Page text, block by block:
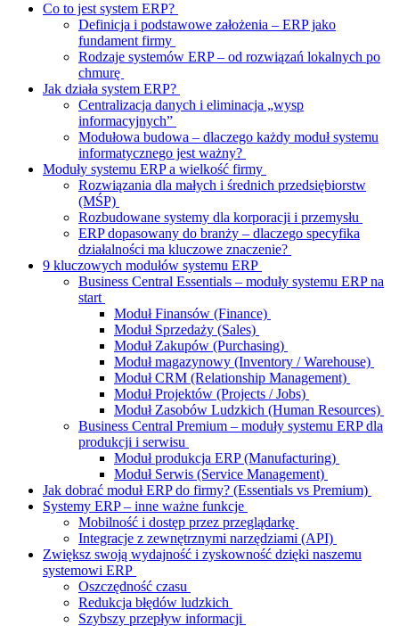
Co to jest system ERP?
Definicja i podstawowe założenia – ERP jako
fundament firmy
Rodzaje systemów ERP – od rozwiązań lokalnych po
chmurę
Jak działa system ERP?
Centralizacja danych i eliminacja „wysp
informacyjnych”
Modułowa budowa – dlaczego każdy moduł systemu
informatycznego jest ważny?
Moduły systemu ERP a wielkość firmy
Rozwiązania dla małych i średnich przedsiębiorstw
(MŚP)
Rozbudowane systemy dla korporacji i przemysłu
ERP dopasowany do branży – dlaczego specyfika
działalności ma kluczowe znaczenie?
9 kluczowych modułów systemu ERP
Business Central Essentials – moduły systemu ERP na
start
Moduł Finansów (Finance)
Moduł Sprzedaży (Sales)
Moduł Zakupów (Purchasing)
Moduł magazynowy (Inventory / Warehouse)
Moduł CRM (Relationship Management)
Moduł Projektów (Projects / Jobs)
Moduł Zasobów Ludzkich (Human Resources)
Business Central Premium – moduły systemu ERP dla
produkcji i serwisu
Moduł produkcja ERP (Manufacturing)
Moduł Serwis (Service Management)
Jak dobrać moduł ERP do firmy? (Essentials vs Premium)
Systemy ERP – inne ważne funkcje
Mobilność i dostęp przez przeglądarkę
Integracje z zewnętrznymi narzędziami (API)
Zwiększ swoją wydajność i zyskowność dzięki naszemu
systemowi ERP
Oszczędność czasu
Redukcja błędów ludzkich
Szybszy przepływ informacji